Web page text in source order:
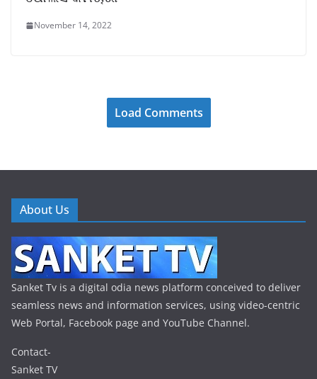
November 14, 2022
Load Comments
About Us
Sanket Tv is a digital odia news platform conceived to deliver
seamless news and information services, using video-centric
Web Portal, Facebook page and YouTube Channel.
Contact-
Sanket TV